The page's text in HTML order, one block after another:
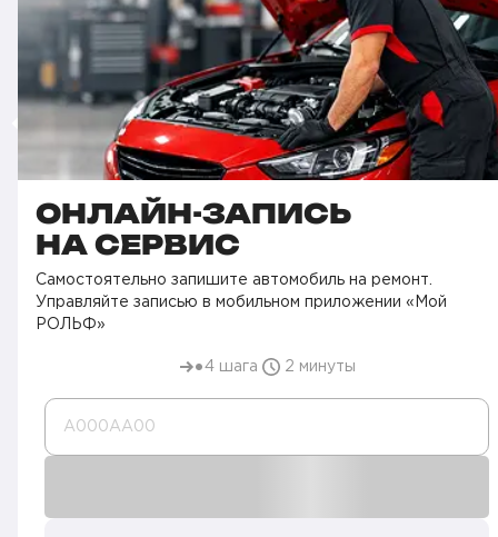
ОНЛАЙН-ЗАПИСЬ
НА СЕРВИС
Самостоятельно запишите автомобиль на ремонт.
Управляйте записью в мобильном приложении «Мой
РОЛЬФ»
4 шага 2 минуты
А000AA00